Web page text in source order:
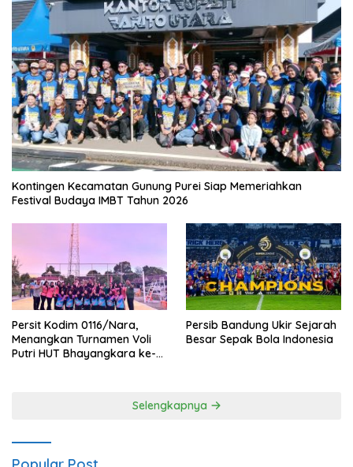
Kontingen Kecamatan Gunung Purei Siap Memeriahkan
Festival Budaya IMBT Tahun 2026
Persit Kodim 0116/Nara,
Menangkan Turnamen Voli
Putri HUT Bhayangkara ke-
Persib Bandung Ukir Sejarah
Besar Sepak Bola Indonesia
Selengkapnya